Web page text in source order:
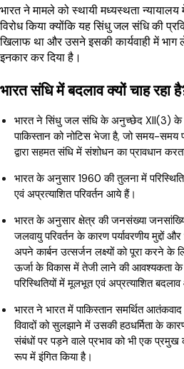
भारत ने मामले को स्थायी मध्यस्थता
विरोध किया क्योंकि यह सिंधु जल संधि की
खिलाफ था और उसने इसकी कार्यवाही में
इनकार कर दिया है।
भारत संधि में बदलाव क्यों चाह रहा
भारत ने सिंधु जल संधि के अनुच्छेद XII(3) के
पाकिस्तान को नोटिस भेजा है, जो समय-समय
द्वारा सहमत संधि में संशोधन का प्रावधान
भारत के अनुसार 1960 की तुलना में
एवं अप्रत्याशित परिवर्तन आये हैं।
भारत के अनुसार क्षेत्र की जनसंख्या
जलवायु परिवर्तन के कारण पर्यावरणीय मुद्दों
अपने कार्बन उत्सर्जन लक्ष्यों को पूरा करने के
ऊर्जा के विकास में तेजी लाने की आवश्यकता
परिस्थितियों में मूलभूत एवं अप्रत्याशित
भारत ने भारत में पाकिस्तान समर्थित
विवादों को सुलझाने में उसकी हठधर्मिता के कारण
संबंधों पर पड़ने वाले प्रभाव को भी एक
रूप में इंगित किया है।